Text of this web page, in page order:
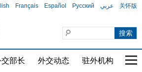
Français Español Русский عربي 关怀版
部长 外交动态 驻外机构 国